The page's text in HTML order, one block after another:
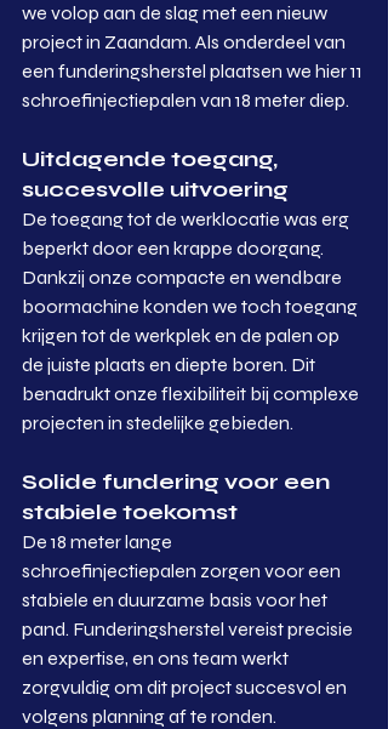
we volop aan de slag met een nieuw
project in Zaandam. Als onderdeel van
een funderingsherstel plaatsen we hier 11
schroefinjectiepalen van 18 meter diep.
Uitdagende toegang,
succesvolle uitvoering
De toegang tot de werklocatie was erg
beperkt door een krappe doorgang.
Dankzij onze compacte en wendbare
boormachine konden we toch toegang
krijgen tot de werkplek en de palen op
de juiste plaats en diepte boren. Dit
benadrukt onze flexibiliteit bij complexe
projecten in stedelijke gebieden.
Solide fundering voor een
stabiele toekomst
De 18 meter lange
schroefinjectiepalen zorgen voor een
stabiele en duurzame basis voor het
pand. Funderingsherstel vereist precisie
en expertise, en ons team werkt
zorgvuldig om dit project succesvol en
volgens planning af te ronden.